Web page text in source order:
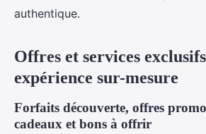
authentique.
Offres et services
expérience sur-mesure
Forfaits découverte, offres
cadeaux et bons à offrir